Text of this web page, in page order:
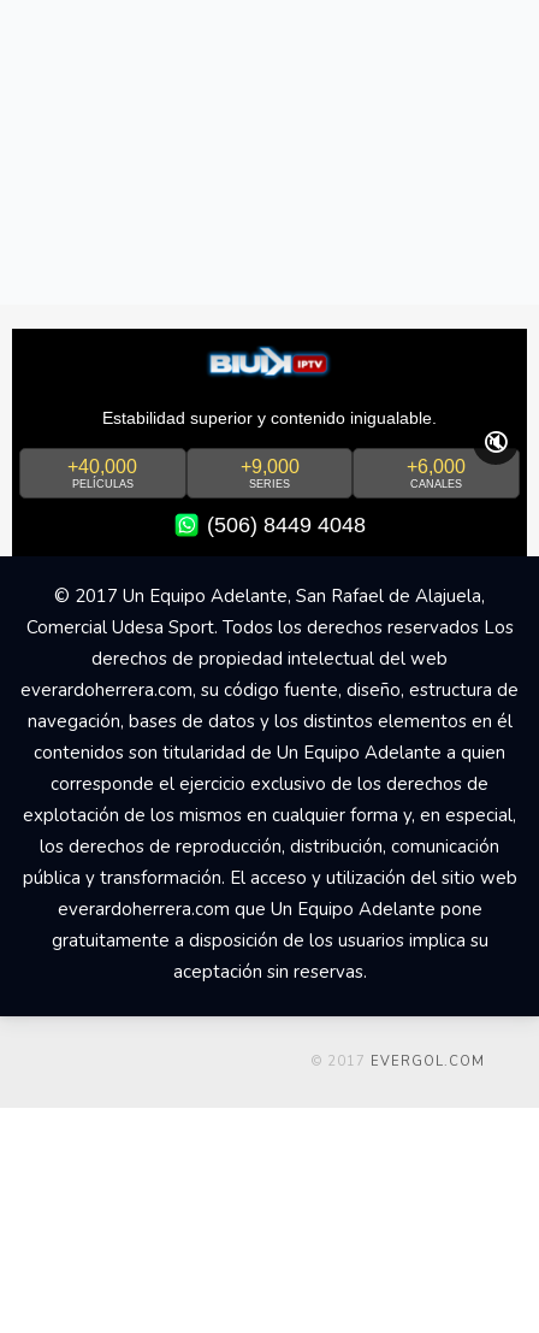
Estabilidad superior y contenido inigualable.
+40,000
PELÍCULAS
+9,000
SERIES
+6,000
CANALES
(506) 8449 4048
🔇
© 2017 Un Equipo Adelante, San Rafael de Alajuela,
Comercial Udesa Sport. Todos los derechos reservados Los
derechos de propiedad intelectual del web
everardoherrera.com, su código fuente, diseño, estructura de
navegación, bases de datos y los distintos elementos en él
contenidos son titularidad de Un Equipo Adelante a quien
corresponde el ejercicio exclusivo de los derechos de
explotación de los mismos en cualquier forma y, en especial,
los derechos de reproducción, distribución, comunicación
pública y transformación. El acceso y utilización del sitio web
everardoherrera.com que Un Equipo Adelante pone
gratuitamente a disposición de los usuarios implica su
aceptación sin reservas.
© 2017 EVERGOL.COM